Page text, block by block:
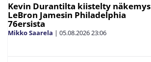
Kevin Durantilta kiistelty näkemys
LeBron Jamesin Philadelphia
76ersista
Mikko Saarela | 05.08.202623:06